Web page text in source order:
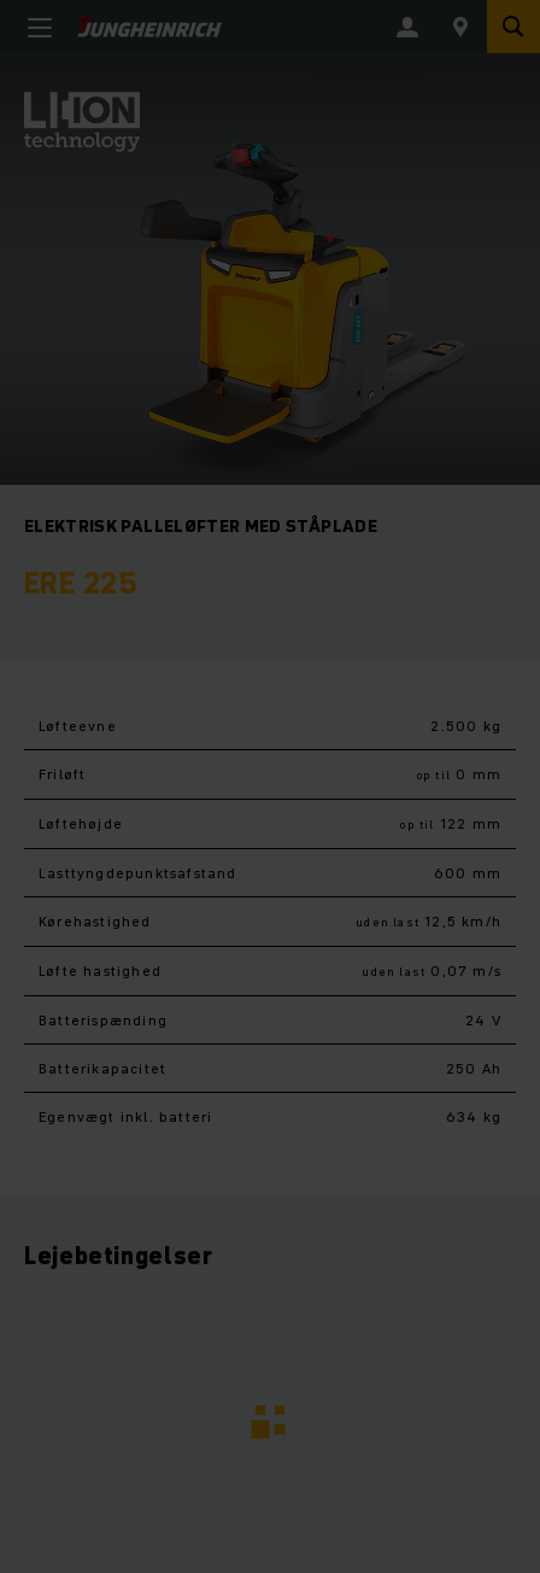
ELEKTRISK PALLELØFTER MED STÅPLADE
ERE 225
Løfteevne 2.500 kg
Friløft op til 0 mm
Løftehøjde op til 122 mm
Lasttyngdepunktsafstand 600 mm
Kørehastighed uden last 12,5 km/h
Løfte hastighed uden last 0,07 m/s
Batterispænding 24 V
Batterikapacitet 250 Ah
Egenvægt inkl. batteri 634 kg
Lejebetingelser